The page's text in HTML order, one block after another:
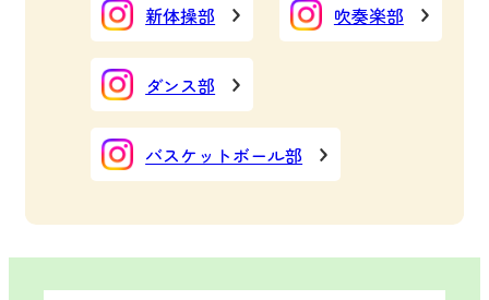
新体操部 吹奏楽部
ダンス部
バスケットボール部